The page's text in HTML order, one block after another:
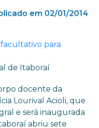
em 02/01/2014
de Itaboraí
docente da
Lourival Acioli, que
e será inaugurada
abriu sete